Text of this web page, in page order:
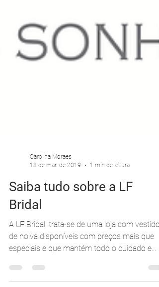
Carolina Moraes
18 de mar. de 2019
1 min de leitura
Saiba tudo sobre a LF